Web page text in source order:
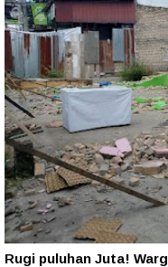
Rugi puluhan Juta!